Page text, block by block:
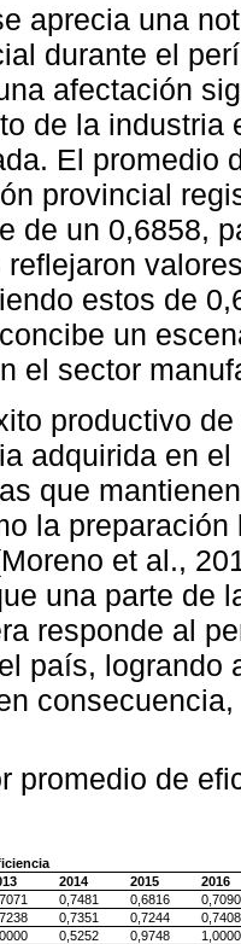
aprecia una
durante el
afectación
de la industria
El promedio
provincial
de un 0,6858,
reflejaron
estos de
un
el sector
productivo
adquirida en
que
la
et al.,
una parte de
responde al
país, logrando
promedio de
2014 2015
2016
0,7481 0,6816
0,7090
0,7351 0,7244
0,7408
0,5252 0,9748
1,0000